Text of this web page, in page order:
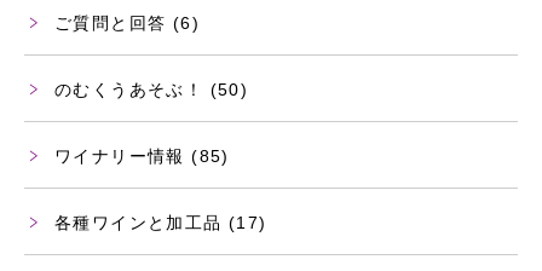
ご質問と回答 (6)
のむくうあそぶ！ (50)
ワイナリー情報 (85)
各種ワインと加工品 (17)